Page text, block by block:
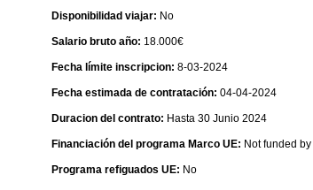
Disponibilidad viajar: No
Salario bruto año: 18.000€
Fecha límite inscripcion: 8-03-2024
Fecha estimada de contratación: 04-04-2024
Duracion del contrato: Hasta 30 Junio 2024
Financiación del programa Marco UE: Not funded
Programa refiguados UE: No